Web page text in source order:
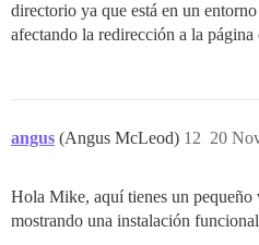
directorio ya que está en un
afectando la redirección a la
angus (Angus McLeod) 20
12
Hola Mike, aquí tienes un pequeño
mostrando una instalación